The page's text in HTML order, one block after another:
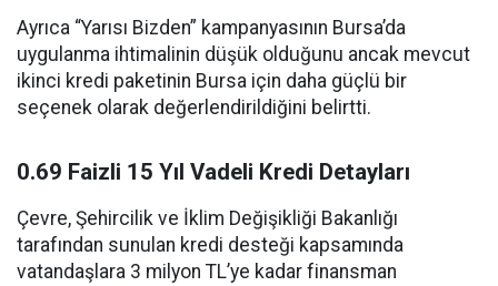
Ayrıca “Yarısı Bizden” kampanyasının Bursa’da
uygulanma ihtimalinin düşük olduğunu ancak mevcut
ikinci kredi paketinin Bursa için daha güçlü bir
seçenek olarak değerlendirildiğini belirtti.
0.69 Faizli 15 Yıl Vadeli Kredi Detayları
Çevre, Şehircilik ve İklim Değişikliği Bakanlığı
tarafından sunulan kredi desteği kapsamında
vatandaşlara 3 milyon TL’ye kadar finansman